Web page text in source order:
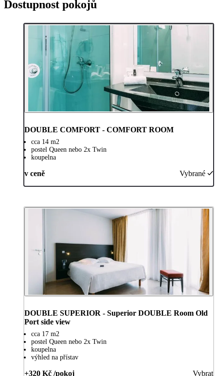
Dostupnost pokojů
DOUBLE COMFORT - COMFORT ROOM
cca 14 m2
postel Queen nebo 2x Twin
koupelna
v ceně Vybrané
DOUBLE SUPERIOR - Superior DOUBLE Room Old
Port side view
cca 17 m2
postel Queen nebo 2x Twin
koupelna
výhled na přístav
+320 Kč /pokoj Vybrat